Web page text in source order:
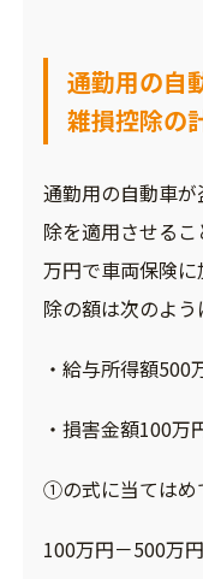
通勤用の自
雑損控除の
通勤用の自動車
除を適用させる
万円で車両保険
除の額は次のよう
・給与所得額500
・損害金額100万
①の式に当てはめ
100万円－500万